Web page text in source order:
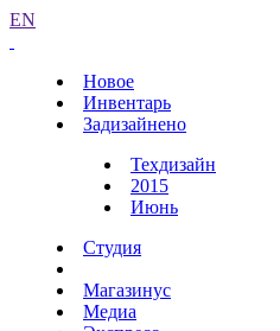
EN
Новое
Инвентарь
Задизайнено
Техдизайн
2015
Июнь
Студия
Магазинус
Медиа